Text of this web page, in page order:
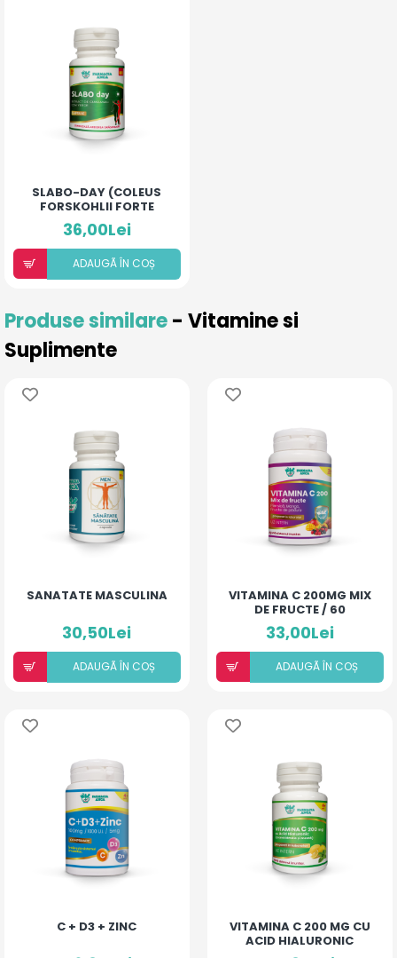
SLABO-DAY (COLEUS
FORSKOHLII FORTE
40MG)
36,00Lei
ADAUGÃ ÎN COȘ
Produse similare- Vitamine si
Suplimente
SANATATE MASCULINA
30,50Lei
ADAUGÃ ÎN COȘ
VITAMINA C 200MG MIX
DE FRUCTE / 60
COMPRIMATE
33,00Lei
ADAUGÃ ÎN COȘ
C + D3 + ZINC
VITAMINA C 200 MG CU
ACID HIALURONIC